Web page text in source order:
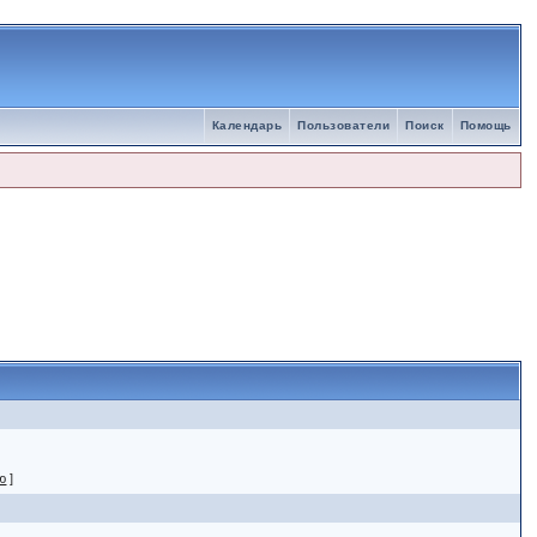
Помощь
Поиск
Пользователи
Календарь
]